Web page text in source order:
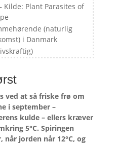
Kilde: Plant Parasites of
(naturlig
i Danmark
ved at så friske frø om
i september –
kulde – ellers kræver
5°C. Spiringen
når jorden når 12°C, og